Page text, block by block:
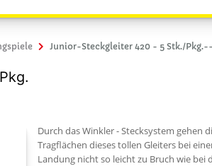
Junior-Steckgleiter 420 - 5 Stk./Pkg.--
Durch das Winkler - Stecksystem gehen
Tragflächen dieses tollen Gleiters bei
Landung nicht so leicht zu Bruch wie bei